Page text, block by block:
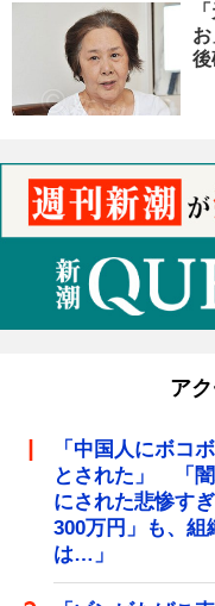
ア
「中国人にボコ
とされた」 「
にされた悲惨す
300万円」も、組
は…」